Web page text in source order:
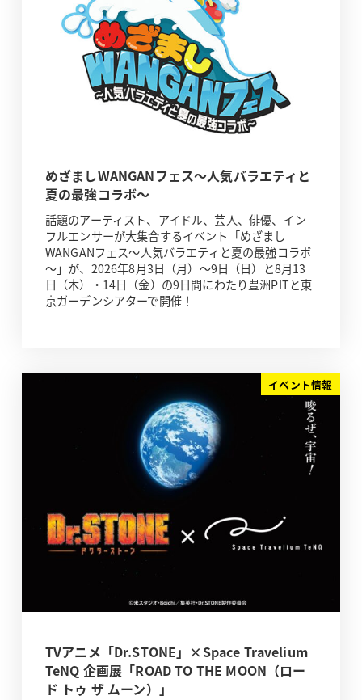
めざましWANGANフェス～人気バラエティと
夏の最強コラボ～
話題のアーティスト、アイドル、芸人、俳優、イン
フルエンサーが大集合するイベント「めざまし
WANGANフェス～人気バラエティと夏の最強コラボ
～」が、2026年8月3日（月）～9日（日）と8月13
日（木）・14日（金）の9日間にわたり豊洲PITと東
京ガーデンシアターで開催！
イベント情報
TVアニメ「Dr.STONE」×Space Travelium
TeNQ 企画展「ROAD TO THE MOON（ロー
ド トゥ ザ ムーン）」